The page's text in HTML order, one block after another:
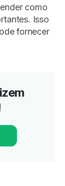
como
Isso
fornecer